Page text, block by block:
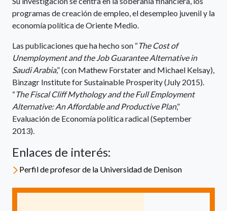
programas de creación de empleo, el desempleo juvenil y la
economía política de Oriente Medio.
Las publicaciones que ha hecho son “The Cost of
Unemployment and the Job Guarantee Alternative in
Saudi Arabia,” (con Mathew Forstater and Michael Kelsay),
Binzagr Institute for Sustainable Prosperity (July 2015).
“The Fiscal Cliff Mythology and the Full Employment
Alternative: An Affordable and Productive Plan,”
Evaluación de Economía política radical (September
2013).
Enlaces de interés:
Perfil de profesor de la Universidad de Denison